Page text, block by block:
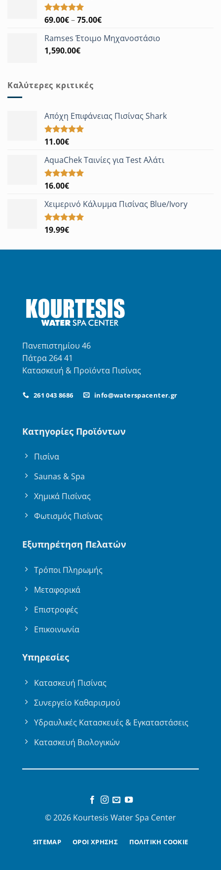
Βαθμολογήθηκε
από 5
69.00€–75.00€Price
69.00€
Ramses Έτοιμο Μηχανοστάσιο
1,590.00€
Καλύτερες κριτικές
Απόχη Επιφάνειας Πισίνας Shark
Βαθμολογήθηκε
από 5
11.00€
AquaChek Ταινίες για Test Αλάτι
Βαθμολογήθηκε
από 5
16.00€
Χειμερινό Κάλυμμα Πισίνας Blue/Ivory
Βαθμολογήθηκε
19.99€
Πανεπιστημίου 46
Πάτρα 264 41
Κατασκευή & Προϊόντα Πισίνας
261 043 8686 info@waterspacenter.gr
Κατηγορίες Προϊόντων
Πισίνα
Saunas & Spa
Χημικά Πισίνας
Φωτισμός Πισίνας
Εξυπηρέτηση Πελατών
Τρόποι Πληρωμής
Μεταφορικά
Επιστροφές
Επικοινωνία
Υπηρεσίες
Κατασκευή Πισίνας
Συνεργείο Καθαρισμού
Υδραυλικές Κατασκευές & Εγκαταστάσεις
Κατασκευή Βιολογικών
© 2026 Kourtesis Water Spa Center
SITEMAP ΟΡΟΙ ΧΡΗΣΗΣ ΠΟΛΙΤΙΚΗ COOKIE